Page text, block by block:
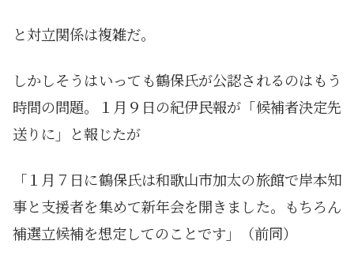
と対立関係は複雑だ。
しかしそうはいっても鶴保氏が公認されるのはもう
時間の問題。１月９日の紀伊民報が「候補者決定先
送りに」と報じたが
「１月７日に鶴保氏は和歌山市加太の旅館で岸本知
事と支援者を集めて新年会を開きました。もちろん
補選立候補を想定してのことです」（前同）